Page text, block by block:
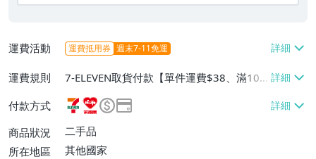
運費活動 運費抵用券 週末7-11免運
運費規則
7-ELEVEN取貨付款【單件運費$38、滿10
件或消費滿$999免運費】、萊爾富取貨付
款【單件運費$60、滿10件或消費滿$999
免運費】、郵局掛號【單件運費$60、滿10
件或消費滿$999免運費】
付款方式
商品狀況
二手品
所在地區
其他國家